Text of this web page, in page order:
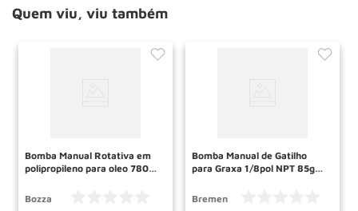
Quem viu, viu também
Bomba Manual Rotativa em
polipropileno para oleo 7802-
Bozza
Bomba Manual de Gatilho
para Graxa 1/8pol NPT 85g
Bremen